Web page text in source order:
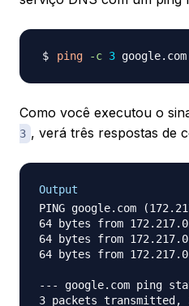
ping -c 3
Como você executou o
3 , verá três respostas de
Output
PING google.com
64 bytes from
64 bytes from
64 bytes from
--- google.com ping
3 packets transmitted,